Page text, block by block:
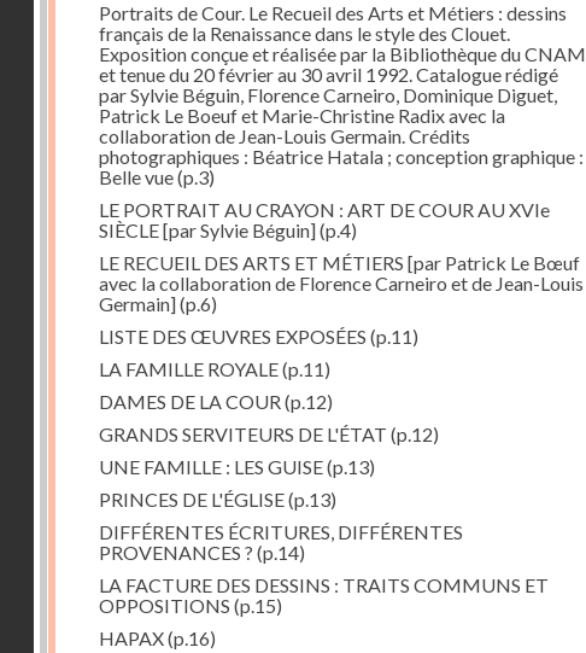
Portraits de Cour. Le Recueil des Arts et Métiers : dessins
français de la Renaissance dans le style des Clouet.
Exposition conçue et réalisée par la Bibliothèque du CNAM
et tenue du 20 février au 30 avril 1992. Catalogue rédigé
par Sylvie Béguin, Florence Carneiro, Dominique Diguet,
Patrick Le Boeuf et Marie-Christine Radix avec la
collaboration de Jean-Louis Germain. Crédits
photographiques : Béatrice Hatala ; conception graphique :
Belle vue(p.3)
LE PORTRAIT AU CRAYON : ART DE COUR AU XVIe
SIÈCLE [par Sylvie Béguin](p.4)
LE RECUEIL DES ARTS ET MÉTIERS [par Patrick Le Bœuf
avec la collaboration de Florence Carneiro et de Jean-Louis
Germain](p.6)
LISTE DES ŒUVRES EXPOSÉES (p.11)
LA FAMILLE ROYALE(p.11)
DAMES DE LA COUR(p.12)
GRANDS SERVITEURS DE L'ÉTAT (p.12)
UNE FAMILLE : LES GUISE(p.13)
PRINCES DE L'ÉGLISE(p.13)
DIFFÉRENTES ÉCRITURES, DIFFÉRENTES
PROVENANCES ? (p.14)
LA FACTURE DES DESSINS : TRAITS COMMUNS ET
OPPOSITIONS (p.15)
HAPAX(p.16)